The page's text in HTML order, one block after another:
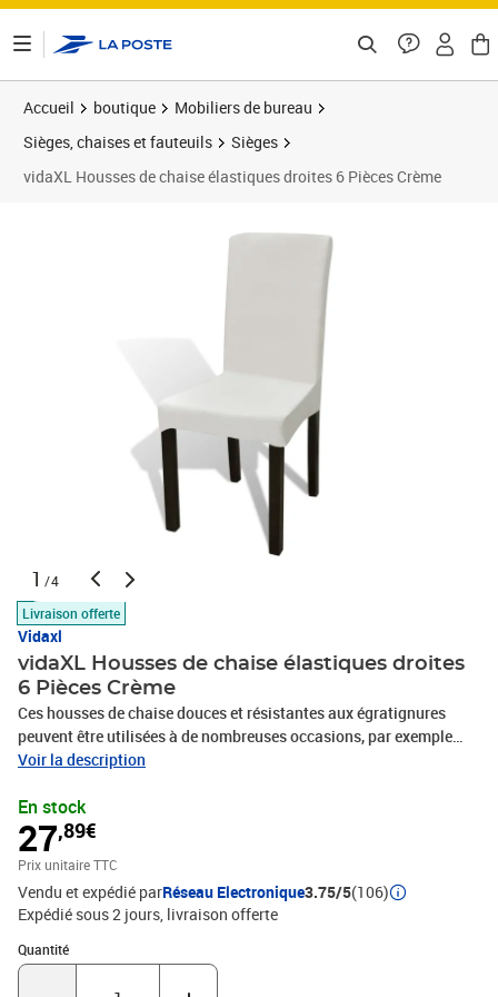
Accueil boutique
Mobiliers de bureau
Sièges, chaises et fauteuils
Sièges
vidaXL Housses de chaise élastiques droites 6 Pièces Crème
1 /4
Livraison offerte
Vidaxl
vidaXL Housses de chaise élastiques droites
6 Pièces Crème
Ces housses de chaise douces et résistantes aux égratignures
peuvent être utilisées à de nombreuses occasions, par exemple
dans les restaurants, les hôtels, les foyers ou lors des fêtes. Elles
totale de jusqu'à 55 cm. Fabriquées en tissu extensible contenant
10 % d'élasthanne, nos housses de chaises peuvent être
simplement étirées sur le siège de la chaise. Ces housses de
chaise peuvent être facilement retirées pour les nettoyer et
peuvent être lavées à la main ou à la machine à la température
appropriée de l'eau. La livraison comprend 6 housses de
chaise.Couleur : crèmeHauteur du dossier correspondant : 46-55
cmLargeur du dossier correspondant : 38-45 cmÉpaisseur de siège
Voir la description
En stock
27,89€
Prix unitaire TTC
Vendu et expédié parRéseau Electronique3.75/5(106)
Expédié sous 2 jours livraison offerte
Quantité
Quantité : 1